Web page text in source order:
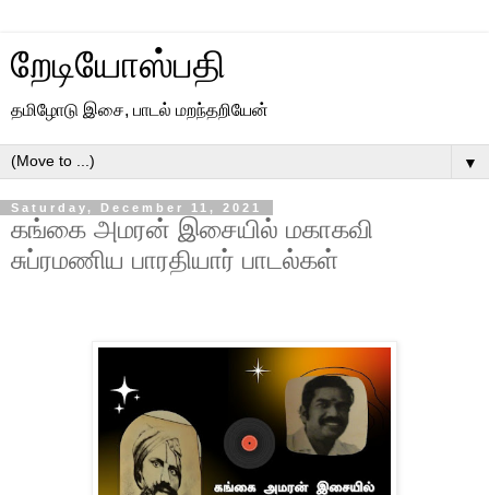
றேடியோஸ்பதி
தமிழோடு இசை, பாடல் மறந்தறியேன்
▼
Saturday, December 11, 2021
கங்கை அமரன் இசையில் மகாகவி
சுப்ரமணிய பாரதியார் பாடல்கள்